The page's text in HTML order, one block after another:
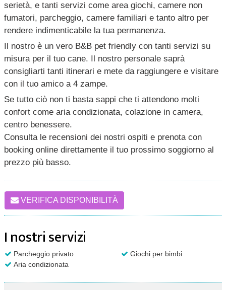
serietà, e tanti servizi come area giochi, camere non
fumatori, parcheggio, camere familiari e tanto altro per
rendere indimenticabile la tua permanenza.
Il nostro è un vero B&B pet friendly con tanti servizi su
misura per il tuo cane. Il nostro personale saprà
consigliarti tanti itinerari e mete da raggiungere e visitare
con il tuo amico a 4 zampe.
Se tutto ciò non ti basta sappi che ti attendono molti
confort come aria condizionata, colazione in camera,
centro benessere.
Consulta le recensioni dei nostri ospiti e prenota con
booking online direttamente il tuo prossimo soggiorno al
prezzo più basso.
VERIFICA DISPONIBILITÀ
I nostri servizi
Parcheggio privato
Giochi per bimbi
Aria condizionata